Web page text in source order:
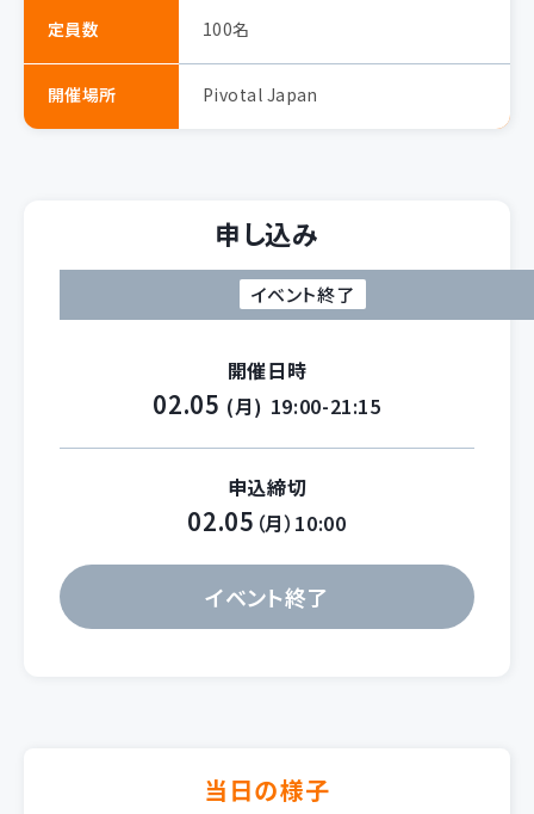
定員数 100名
開催場所 Pivotal Japan
申し込み
イベント終了
開催日時
02.05 (月) 19:00-21:15
申込締切
02.05 （月）10:00
イベント終了
当日の様子